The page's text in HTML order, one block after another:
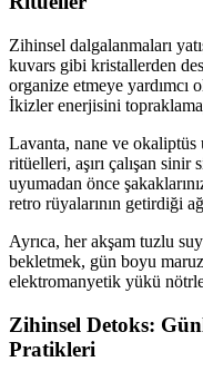
Zihinsel dalgalanmaları
kuvars gibi kristallerden
organize etmeye yardımcı
İkizler enerjisini
Lavanta, nane ve okaliptüs
ritüelleri, aşırı çalışan
uyumadan önce
retro rüyalarının getirdiği
Ayrıca, her akşam tuzlu
bekletmek, gün boyu
elektromanyetik yükü
Zihinsel Detoks:
Pratikleri